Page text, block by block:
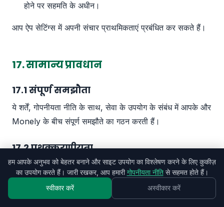
होने पर सहमति के अधीन।
आप ऐप सेटिंग्स में अपनी संचार प्राथमिकताएं प्रबंधित कर सकते हैं।
17. सामान्य प्रावधान
17.1 संपूर्ण समझौता
ये शर्तें, गोपनीयता नीति के साथ, सेवा के उपयोग के संबंध में आपके और
Monely के बीच संपूर्ण समझौते का गठन करती हैं।
17.2 पृथक्करणीयता
यदि इन शर्तों का कोई प्रावधान अमान्य या अप्रवर्तनीय पाया जाता है,
तो शेष प्रावधान पूर्ण बल और प्रभाव में रहेंगे।
हम आपके अनुभव को बेहतर बनाने और साइट उपयोग का विश्लेषण करने के लिए कुकीज़
का उपयोग करते हैं। जारी रखकर, आप हमारीगोपनीयता नीतिसे सहमत होते हैं।
स्वीकार करें अस्वीकार करें